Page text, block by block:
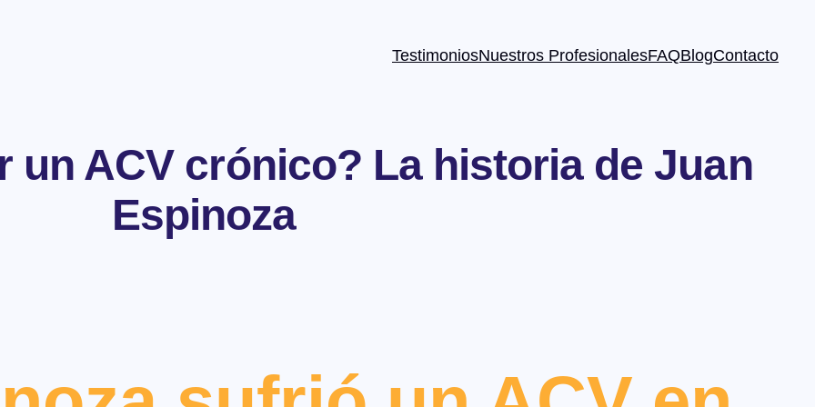
TestimoniosNuestros ProfesionalesFAQBlogContacto
un ACV crónico? La historia de Juan
Espinoza